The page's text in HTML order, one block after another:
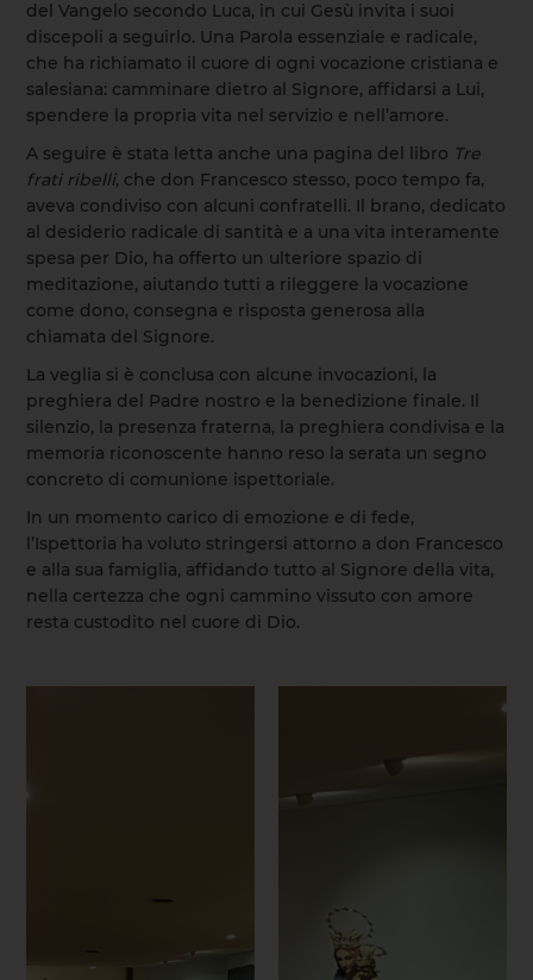
del Vangelo secondo Luca, in cui Gesù invita i suoi
discepoli a seguirlo. Una Parola essenziale e radicale,
che ha richiamato il cuore di ogni vocazione cristiana e
salesiana: camminare dietro al Signore, affidarsi a Lui,
spendere la propria vita nel servizio e nell’amore.
A seguire è stata letta anche una pagina del libro Tre
frati ribelli, che don Francesco stesso, poco tempo fa,
aveva condiviso con alcuni confratelli. Il brano, dedicato
al desiderio radicale di santità e a una vita interamente
spesa per Dio, ha offerto un ulteriore spazio di
meditazione, aiutando tutti a rileggere la vocazione
come dono, consegna e risposta generosa alla
chiamata del Signore.
La veglia si è conclusa con alcune invocazioni, la
preghiera del Padre nostro e la benedizione finale. Il
silenzio, la presenza fraterna, la preghiera condivisa e la
memoria riconoscente hanno reso la serata un segno
concreto di comunione ispettoriale.
In un momento carico di emozione e di fede,
l’Ispettoria ha voluto stringersi attorno a don Francesco
e alla sua famiglia, affidando tutto al Signore della vita,
nella certezza che ogni cammino vissuto con amore
resta custodito nel cuore di Dio.